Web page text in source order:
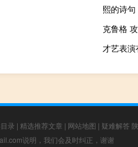
熙的诗句
克鲁格
才艺表
录 | 精选推荐文章 | 网站地图 | 疑难解答
说明，我们会及时纠正，谢谢